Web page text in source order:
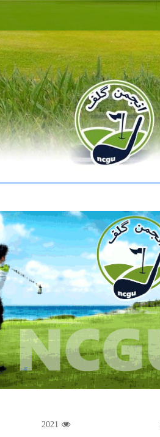
2021